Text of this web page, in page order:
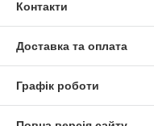
Контакти
Доставка та оплата
Графік роботи